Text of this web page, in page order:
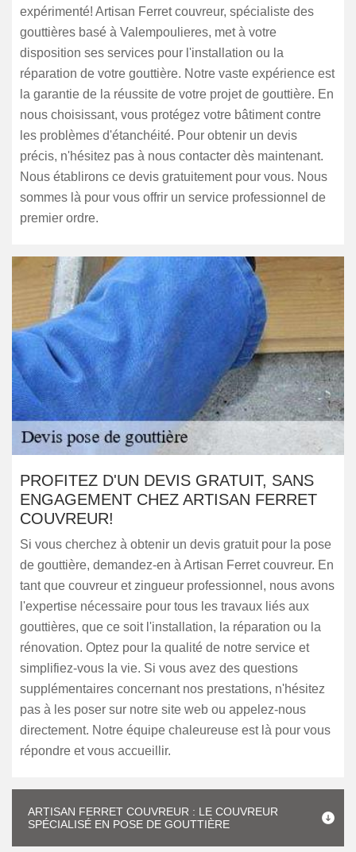
expérimenté! Artisan Ferret couvreur, spécialiste des
gouttières basé à Valempoulieres, met à votre
disposition ses services pour l'installation ou la
réparation de votre gouttière. Notre vaste expérience est
la garantie de la réussite de votre projet de gouttière. En
nous choisissant, vous protégez votre bâtiment contre
les problèmes d'étanchéité. Pour obtenir un devis
précis, n'hésitez pas à nous contacter dès maintenant.
Nous établirons ce devis gratuitement pour vous. Nous
sommes là pour vous offrir un service professionnel de
premier ordre.
PROFITEZ D'UN DEVIS GRATUIT, SANS
ENGAGEMENT CHEZ ARTISAN FERRET
COUVREUR!
Si vous cherchez à obtenir un devis gratuit pour la pose
de gouttière, demandez-en à Artisan Ferret couvreur. En
tant que couvreur et zingueur professionnel, nous avons
l'expertise nécessaire pour tous les travaux liés aux
gouttières, que ce soit l'installation, la réparation ou la
rénovation. Optez pour la qualité de notre service et
simplifiez-vous la vie. Si vous avez des questions
supplémentaires concernant nos prestations, n'hésitez
pas à les poser sur notre site web ou appelez-nous
directement. Notre équipe chaleureuse est là pour vous
répondre et vous accueillir.
ARTISAN FERRET COUVREUR : LE COUVREUR
SPÉCIALISÉ EN POSE DE GOUTTIÈRE